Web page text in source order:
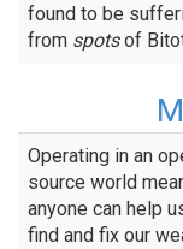
found to be
from spotsof
Operating in an
source world
anyone can help
find and fix our